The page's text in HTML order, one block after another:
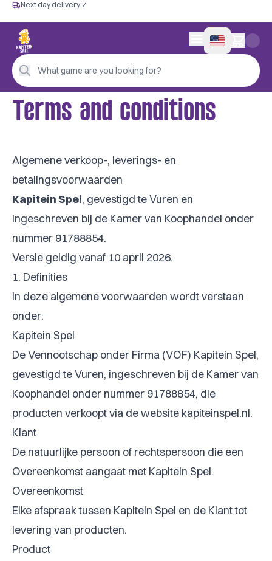
Free from €60
Next day delivery ✓
Personal advice
4,9/5 —
Next day delivery ✓
What game are you looking for?
0 items in cart
Terms and conditions
Algemene verkoop-, leverings- en
betalingsvoorwaarden
Kapitein Spel, gevestigd te Vuren en
ingeschreven bij de Kamer van Koophandel onder
nummer 91788854.
Versie geldig vanaf 10 april 2026.
1. Definities
In deze algemene voorwaarden wordt verstaan
onder:
Kapitein Spel
De Vennootschap onder Firma (VOF) Kapitein Spel,
gevestigd te Vuren, ingeschreven bij de Kamer van
Koophandel onder nummer 91788854, die
producten verkoopt via de website kapiteinspel.nl.
Klant
De natuurlijke persoon of rechtspersoon die een
Overeenkomst aangaat met Kapitein Spel.
Overeenkomst
Elke afspraak tussen Kapitein Spel en de Klant tot
levering van producten.
Product